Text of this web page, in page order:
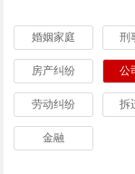
婚姻家庭 刑
房产纠纷 公
劳动纠纷 拆
金融